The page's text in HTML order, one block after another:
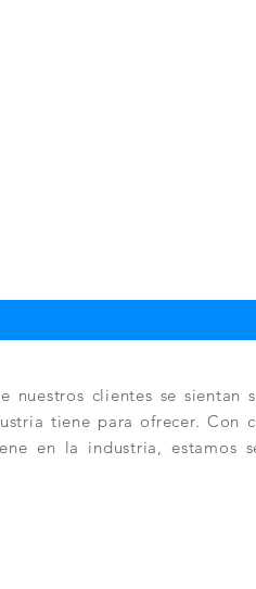
nuestros clientes se sientan
tiene para ofrecer. Con
en la industria, estamos